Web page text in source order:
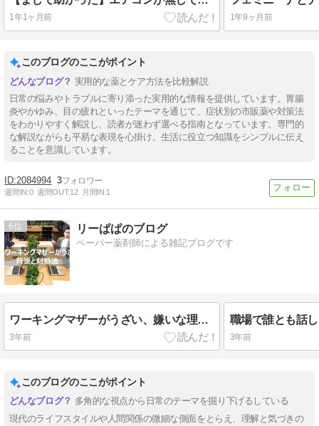
1年1ヶ月前 1年9ヶ月前
このブログのここがポイント
実用的な薬とケア方法を比較解説
日常の悩みやトラブルに寄り添った実用的な情報を提供しています。胃腸
炎やかゆみ、目の疲れといったテーマを通じて、症状別の市販薬や対策法
をわかりやすく解説し、読者が迷わず選べる指南となっています。専門的
な解説ながらも平易な表現を心掛け、生活に役立つ知識をシンプルに伝え
ることを意識しています。
2084994 3
週間IN:0 週間OUT:12 月間IN:1
6 リーぱぱのブログ
ペーパー薬剤師による雑記ブログです
ワーキングマザーがうざい、嫌いな理由とは？その背景を探る。良好なコミュニケーションの方法と対処法
3年前 3年前
このブログのここがポイント
多角的な視点から日常のテーマを掘り下げるしている
現代のライフスタイルや人間関係の微細な側面をとらえ、理解と気づきの